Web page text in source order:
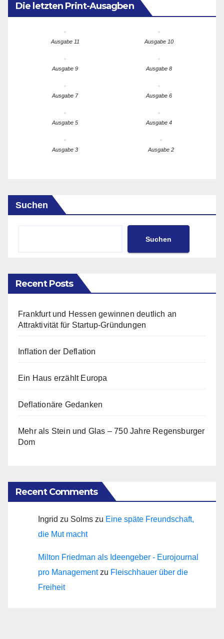
Die letzten Print-Ausagben
Ausgabe 11 Ausgabe 10
Ausgabe 9 Ausgabe 8
Ausgabe 7 Ausgabe 6
Ausgabe 5 Ausgabe 4
Ausgabe 3 Ausgabe 2
Suchen
Suchen
Recent Posts
Frankfurt und Hessen gewinnen deutlich an
Attraktivität für Startup-Gründungen
Inflation der Deflation
Ein Haus erzählt Europa
Deflationäre Gedanken
Mehr als Stein und Glas – 750 Jahre Regensburger
Dom
Recent Comments
Ingrid zu Solms zu Eine späte Freundschaft,
die Mut macht
Milton Friedman als Ideengeber - Eurojournal
pro Managementzu Fleischhauer über die
Freiheit